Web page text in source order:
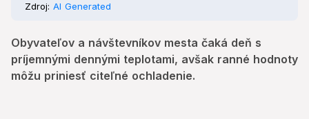
Zdroj: AI Generated
Obyvateľov a návštevníkov mesta čaká deň s
príjemnými dennými teplotami, avšak ranné hodnoty
môžu priniesť citeľné ochladenie.